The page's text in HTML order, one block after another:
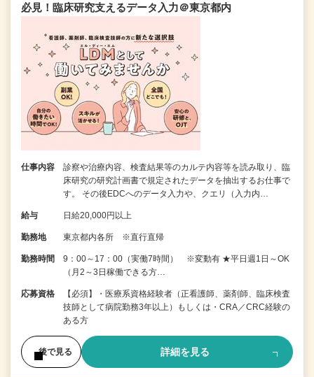
必見！臨床研究支えるデータ入力＠東京都内
仕事内容
診察や治療内容、検査結果等のカルテ内容等を読み取り、臨
床研究の研究計画書で規定されたデータを抽出するお仕事で
す。 その後EDCへのデータ入力や、クエリ（入力内…
給与 日給20,000円以上
勤務地 東京都内各所 ※直行直帰
勤務時間
9：00～17：00（実働7時間） ※変動有 ★平日週1日～OK
（月2～3日稼働できる方…
応募資格
【必須】・医療系資格経験者（正看護師、薬剤師、臨床検査
技師として病院勤務3年以上）もしくは・CRA／CRC経験の
ある方
後で見る 詳細を見る